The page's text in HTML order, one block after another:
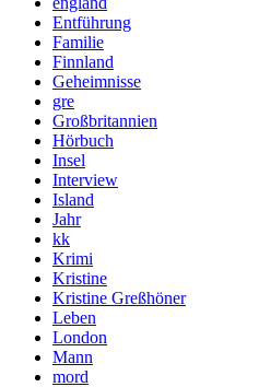
Entführung
Familie
Finnland
Geheimnisse
gre
Großbritannien
Hörbuch
Insel
Interview
Island
Jahr
kk
Krimi
Kristine
Kristine Greßhöner
Leben
London
Mann
mord